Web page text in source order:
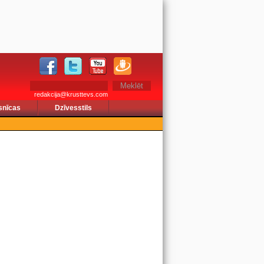
redakcija@krusttevs.com
Dzīvesstils